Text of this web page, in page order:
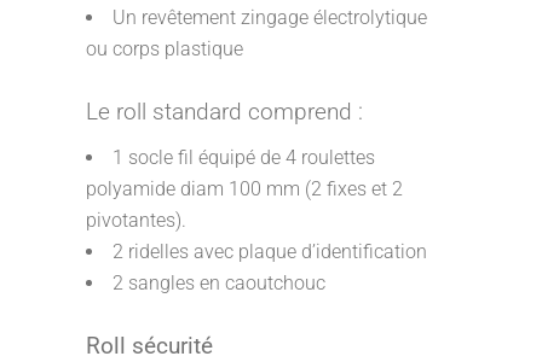
Un revêtement zingage électrolytique
ou corps plastique
Le roll standard comprend :
1 socle fil équipé de 4 roulettes
polyamide diam 100 mm (2 fixes et 2
pivotantes).
2 ridelles avec plaque d’identification
2 sangles en caoutchouc
Roll sécurité